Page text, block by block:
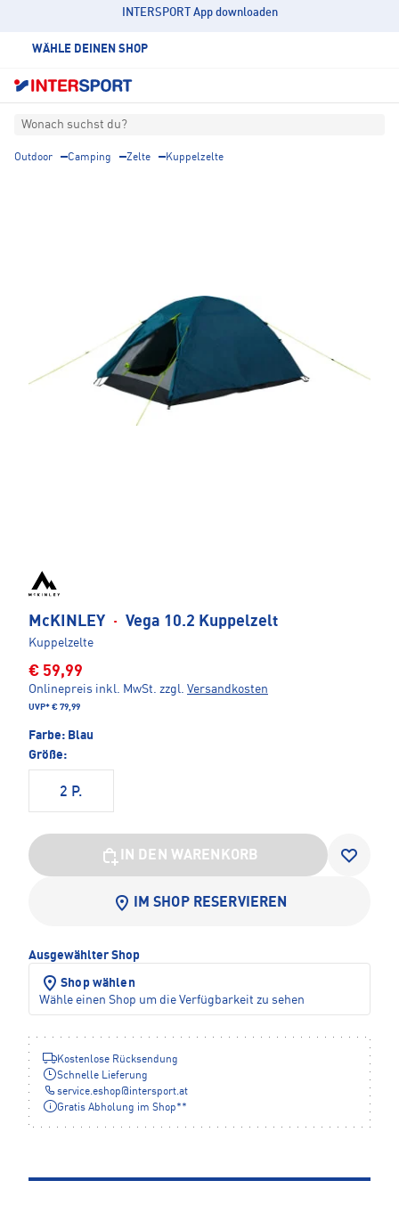
INTERSPORT App downloaden
WÄHLE DEINEN SHOP
Wonach suchst du?
Outdoor Camping Zelte Kuppelzelte
McKINLEY · Vega 10.2 Kuppelzelt
Kuppelzelte
€ 59,99
Onlinepreis inkl. MwSt. zzgl. Versandkosten
UVP* € 79,99
Farbe: Blau
Größe:
2 P.
IN DEN WARENKORB
IM SHOP RESERVIEREN
Ausgewählter Shop
Shop wählen
Wähle einen Shop um die Verfügbarkeit zu sehen
Kostenlose Rücksendung
Schnelle Lieferung
service.eshop@intersport.at
Gratis Abholung im Shop**